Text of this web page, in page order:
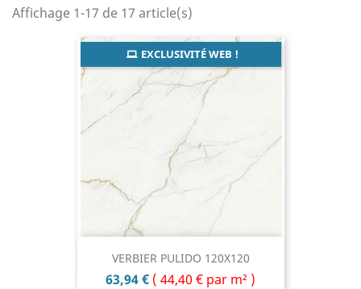
Affichage 1-17 de 17 article(s)
VERBIER PULIDO 120X120
Prix
63,94 € ( 44,40 € par m² )
EXCLUSIVITÉ WEB !